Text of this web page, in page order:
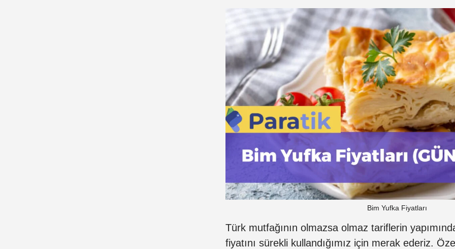
Bim Yufka Fiyatları
Türk mutfağının olmazsa olmaz tariflerin
fiyatını sürekli kullandığımız için merak ederiz.